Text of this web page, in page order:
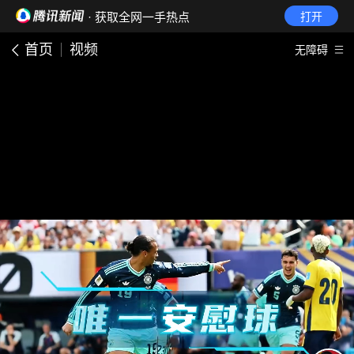
· 获取全网一手热点 打开
首页 视频 无障碍